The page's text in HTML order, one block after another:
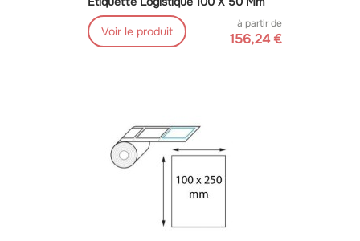
Voir le produit
à partir de
156,24 €